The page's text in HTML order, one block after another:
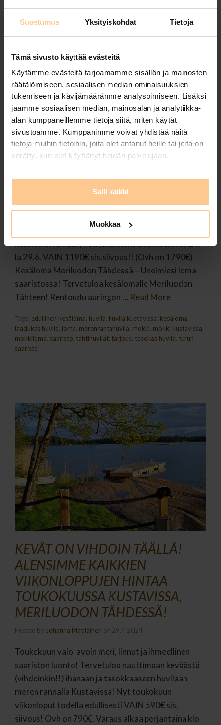
Suostumus Yksityiskohdat Tietoja
Tämä sivusto käyttää evästeitä
Käytämme evästeitä tarjoamamme sisällön ja mainosten
räätälöimiseen, sosiaalisen median ominaisuuksien
tukemiseen ja kävijämäärämme analysoimiseen. Lisäksi
jaamme sosiaalisen median, mainosalan ja analytiikka-
alan kumppaneillemme tietoja siitä, miten käytät
sivustoamme. Kumppanimme voivat yhdistää näitä
tietoja muihin tietoihin, joita olet antanut heille tai joita on
kerätty, kun olet käyttänyt heidän palvelujaan.
Salli kaikki
Muokkaa
Kesän parhaaseen aikaan 5 vrk
edullisesti saariston
huvilassamme!
Johanna Matilainen on10.6.2024
Tähdessä! Nyt 5 vrk edullisesti, parhaaseen
kesäloman aikaan, heti juhannuksen jälkeen: ma 24. –
la 29.6. VAIN 1190€ sis.siivous!! (Ovh on 1790€)
Kesäloma Meriluodon Tähdessä – Unelmiesi loma
saaristossa! Tervetuloa kesälomalle Meriluodon
Tähteen! Rentoudu auringon … Read More
Tags: edullinen kesäloma huvila huvila kustavissa kesäloma
laadukas huvila loma merenrantahuvila mökki mökki kustavissa
mökkiloma saaristo tähtihuvilat tarjous tasokas huvila turun
saaristo
KEVÄT ON VIHDOIN TÄÄLLÄ!
ALENSIMME KAIKKIEN
VIIKONLOPPUJEN HINTAA
TOUKOKUUSSA KUSTAVISSA,
MERILUODON TÄHDESSÄ!
Posted by Johanna Matilainen on 29.4.2024
Toukokuun valo, avoin meri, linnut ja ihmeellinen
saariston luonto! Tervetuloa nauttimaan keväästä
(vihdoinkin!!) ihanaan ja tasokkaaseen huvilaan
meren rannalla Kustavissa! Nyt toukokuun
viikonloput todella edullisesti VAIN 590€ sis.
siivous! Ovh on 790€. Varaus alkaa perjantaina klo